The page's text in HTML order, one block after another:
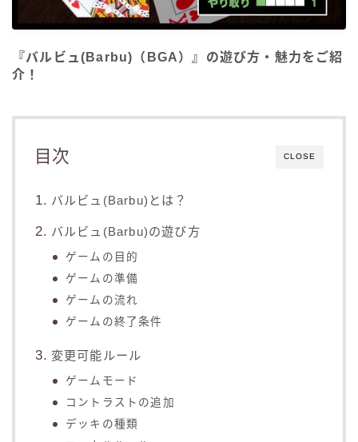
『バルビュ(Barbu)（BGA）』の遊び方・魅力をご紹
介！
CLOSE
目次
バルビュ(Barbu)とは？
バルビュ(Barbu)の遊び方
ゲームの目的
ゲームの準備
ゲームの流れ
ゲームの終了条件
変更可能ルール
ゲームモード
コントラストの追加
デッキの種類